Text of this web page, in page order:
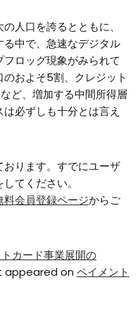
人口を誇るとともに、
中で、急速なデジタル
ロッグ現象がみられて
およそ5割、クレジット
ど、増加する中間所得層
必ずしも十分とは言え
ります。すでにユーザ
てください。
料会員登録ページからご
カード事業展開の
appeared on ペイメント